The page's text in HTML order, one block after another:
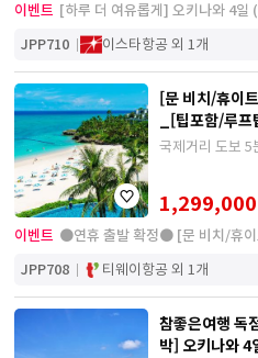
이벤트 [하루 더 여유롭게] 오키나와 4일
오션뷰/인피니티풀)
JPP710 이스타항공 외 1개
[문 비치/휴이
_[팁포함/루
국제거리 도보 5
1,299,000
이벤트 ●연휴 출발 확정● [문 비치/휴이
_[팁포함/수영장 입장권 포함]
JPP708 티웨이항공 외 1개
참좋은여행 독
박] 오키나와